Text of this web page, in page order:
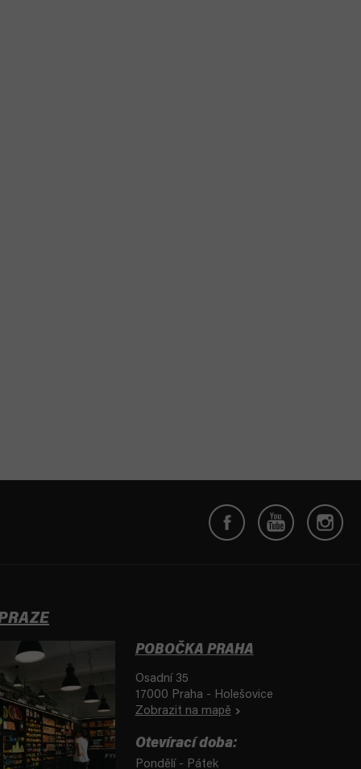
POBOČKA PRAHA
Osadní 35
17000 Praha - Holešovice
Zobrazit na mapě
Otevírací doba:
Pondělí - Pátek